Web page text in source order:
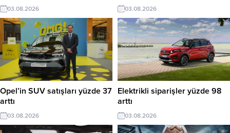
03.08.2026 03.08.2026
Opel’in SUV satışları yüzde 37
arttı
03.08.2026
Elektrikli siparişler yüzde 98
arttı
03.08.2026